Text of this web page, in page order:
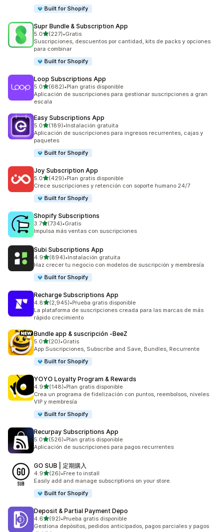
Built for Shopify
Supr Bundle & Subscription App
5.0de 5 estrellas
(227)
227 reseñas en total
•Gratis
Suscripciones, descuentos por cantidad, kits de packs y opciones
para combinar
Built for Shopify
Loop Subscriptions App
5.0de 5 estrellas
(682)
682 reseñas en total
•Plan gratis disponible
Aplicación de suscripciones para gestionar suscripciones a gran
escala
Easy Subscriptions App
5.0de 5 estrellas
(189)
189 reseñas en total
•Instalación gratuita
Aplicación de suscripciones para ingresos recurrentes, cajas y
paquetes
Built for Shopify
Joy Subscription App
5.0de 5 estrellas
(429)
429 reseñas en total
•Plan gratis disponible
Crece suscripciones y retención con soporte humano 24/7
Built for Shopify
Shopify Subscriptions
3.7de 5 estrellas
(734)
734 reseñas en total
•Gratis
Impulsa más ventas con suscripciones
Subi Subscriptions App
4.9de 5 estrellas
(894)
894 reseñas en total
•Instalación gratuita
Haz crecer tu negocio con modelos de suscripción y membresía
Built for Shopify
Recharge Subscriptions App
4.8de 5 estrellas
(2,945)
2945 reseñas en total
•Prueba gratis disponible
La plataforma de suscripciones creada para las marcas de más
rápido crecimiento
Bundle app & suscripción ‑BeeZ
5.0de 5 estrellas
(20)
20 reseñas en total
•Gratis
App Suscripciones, Subscribe and Save, Bundles, Recurrente
Built for Shopify
YOYO Loyalty Program & Rewards
4.9de 5 estrellas
(148)
148 reseñas en total
•Plan gratis disponible
Crea un programa de fidelización con puntos, reembolsos, niveles
VIP y membresía
Built for Shopify
Recurpay Subscriptions App
5.0de 5 estrellas
(526)
526 reseñas en total
•Plan gratis disponible
Aplicación de suscripciones para pagos recurrentes
GO SUB | 定期購入
4.9de 5 estrellas
(26)
26 reseñas en total
•Free to install
Easily add and manage subscriptions on your store.
Built for Shopify
Deposit & Partial Payment Depo
4.6de 5 estrellas
(92)
92 reseñas en total
•Prueba gratis disponible
Gestiona depósitos, pedidos anticipados, pagos parciales y pagos